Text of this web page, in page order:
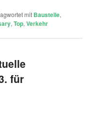
mit Baustelle,
,Top,Verkehr
für